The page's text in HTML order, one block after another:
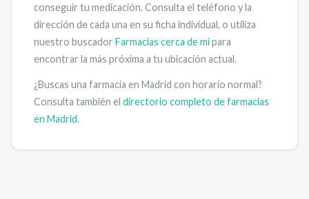
conseguir tu medicación.Consulta el teléfono y la
dirección de cada una en su ficha individual, o utiliza
nuestro buscador Farmacias cerca de mípara
encontrar la más próxima a tu ubicación actual.
¿Buscas una farmacia en Madrid con horario normal?
Consulta también el directorio completo de farmacias
en Madrid.